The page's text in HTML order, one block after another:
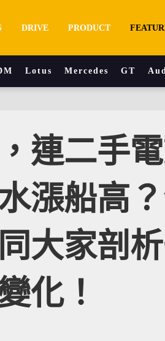
DRIVE PRODUCT
Lotus Mercedes GT
連二手
漲船高
大家剖
化！